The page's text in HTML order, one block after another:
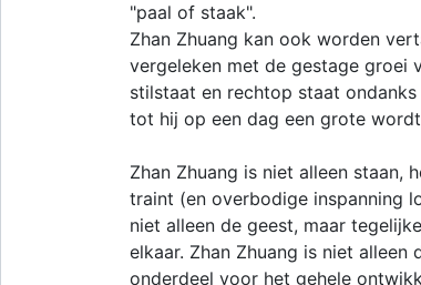
"paal of staak".
Zhan Zhuang kan ook worden
vergeleken met de gestage groei
stilstaat en rechtop staat
tot hij op een dag een grote
Zhan Zhuang is niet alleen staan,
traint (en overbodige inspanning
niet alleen de geest, maar
elkaar. Zhan Zhuang is niet
onderdeel voor het gehele